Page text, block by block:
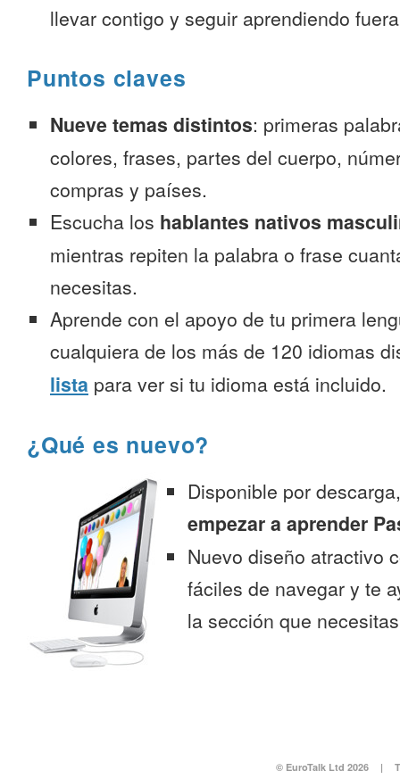
llevar contigo y seguir aprendiendo
Puntos claves
Nueve temas distintos: primeras
colores, frases, partes del cuerpo,
compras y países.
Escucha los hablantes nativos
mientras repiten la palabra o frase
necesitas.
Aprende con el apoyo de tu primera
cualquiera de los más de 120 idiomas
lista para ver si tu idioma está incluido.
¿Qué es nuevo?
Disponible por
empezar a aprender
Nuevo diseño atractivo
fáciles de navegar y te
la sección que
© EuroTalk Ltd 2026 |